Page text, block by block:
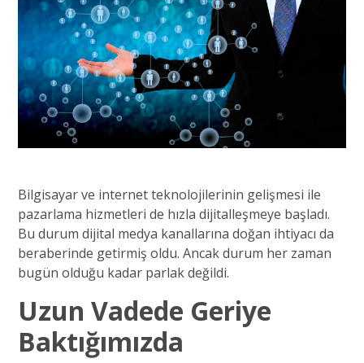
Bilgisayar ve internet teknolojilerinin gelişmesi ile
pazarlama hizmetleri de hızla dijitalleşmeye başladı.
Bu durum dijital medya kanallarına doğan ihtiyacı da
beraberinde getirmiş oldu. Ancak durum her zaman
bugün olduğu kadar parlak değildi.
Uzun Vadede Geriye
Baktığımızda